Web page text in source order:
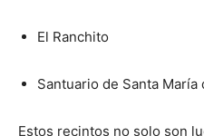
El Ranchito
Santuario de Santa María
Estos recintos no solo son